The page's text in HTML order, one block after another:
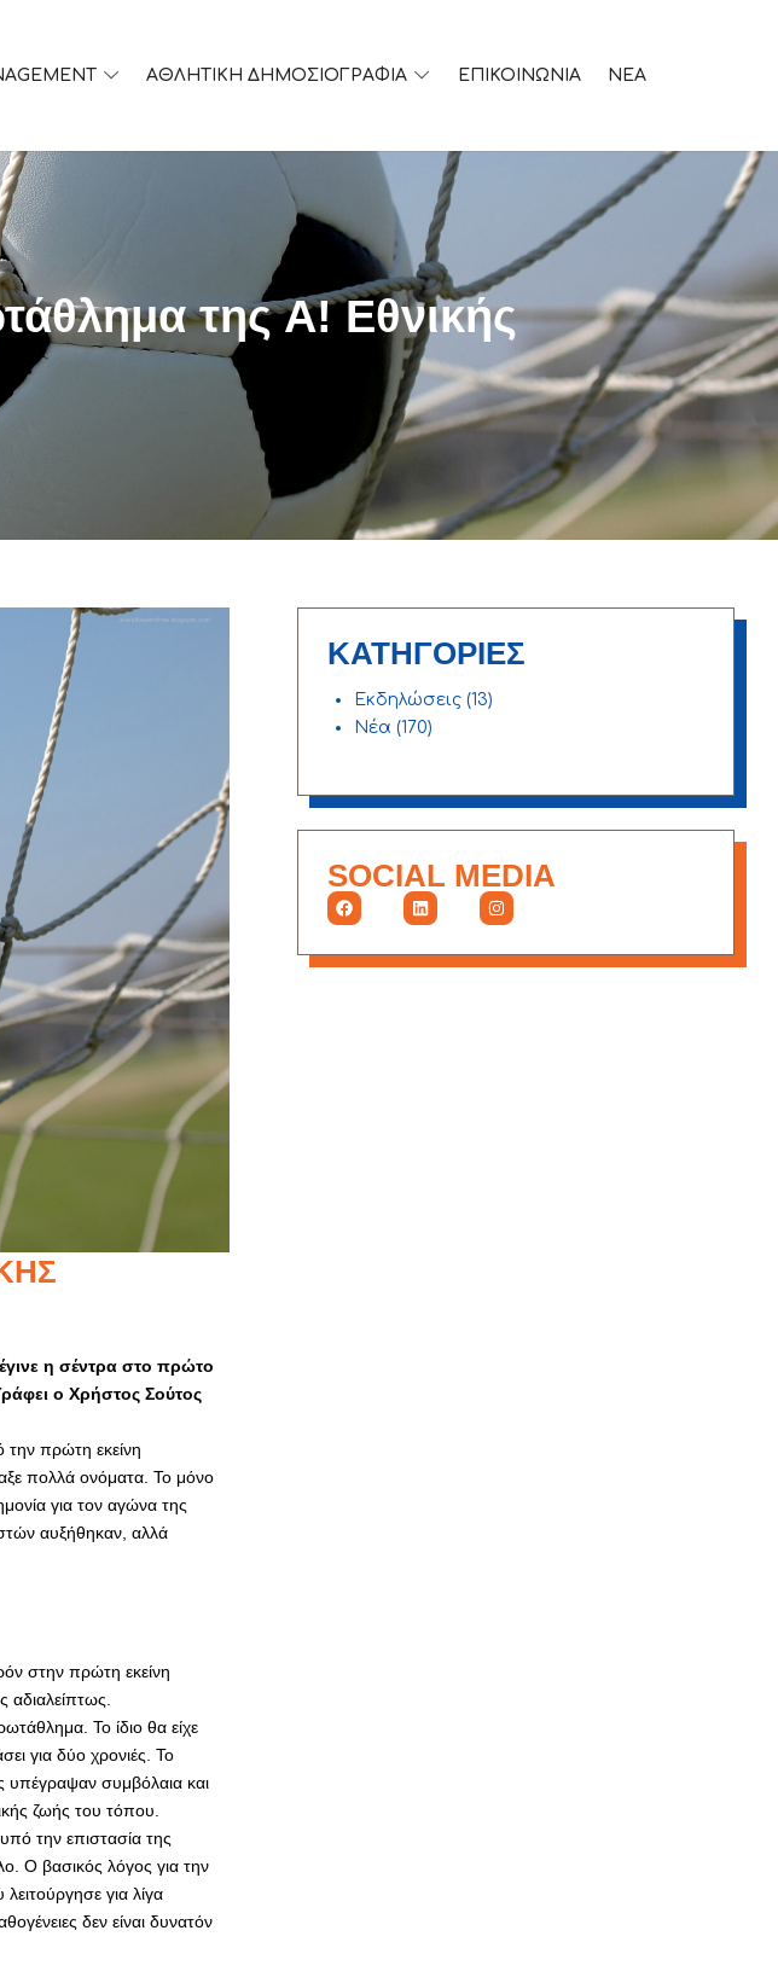
ΑΘΛΗΤΙΚΗ ΔΗΜΟΣΙΟΓΡΑΦΙΑ ΕΠΙΚΟΙΝΩΝΙΑ ΝΕΑ
της Α! Εθνικής
η σέντρα στο πρώτο
ο Χρήστος Σούτος
πρώτη εκείνη
πολλά ονόματα. Το μόνο
για τον αγώνα της
αυξήθηκαν, αλλά
στην πρώτη εκείνη
αδιαλείπτως.
Το ίδιο θα είχε
για δύο χρονιές. Το
υπέγραψαν συμβόλαια και
ζωής του τόπου.
την επιστασία της
Ο βασικός λόγος για την
για λίγα
δεν είναι δυνατόν
ΚΑΤΗΓΟΡΙΕΣ
Εκδηλώσεις (13)
Νέα (170)
SOCIAL MEDIA